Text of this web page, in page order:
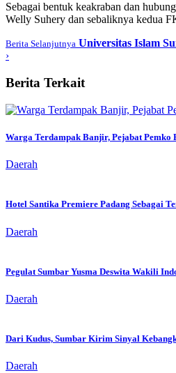
Sebagai bentuk keakraban dan
Welly Suhery dan sebaliknya kedua
Berita Selanjutnya Universitas Islam
›
Berita Terkait
Warga Terdampak Banjir, Pejabat Pemko
Daerah
Hotel Santika Premiere Padang Sebagai
Daerah
Pegulat Sumbar Yusma Deswita Wakili
Daerah
Dari Kudus, Sumbar Kirim Sinyal
Daerah